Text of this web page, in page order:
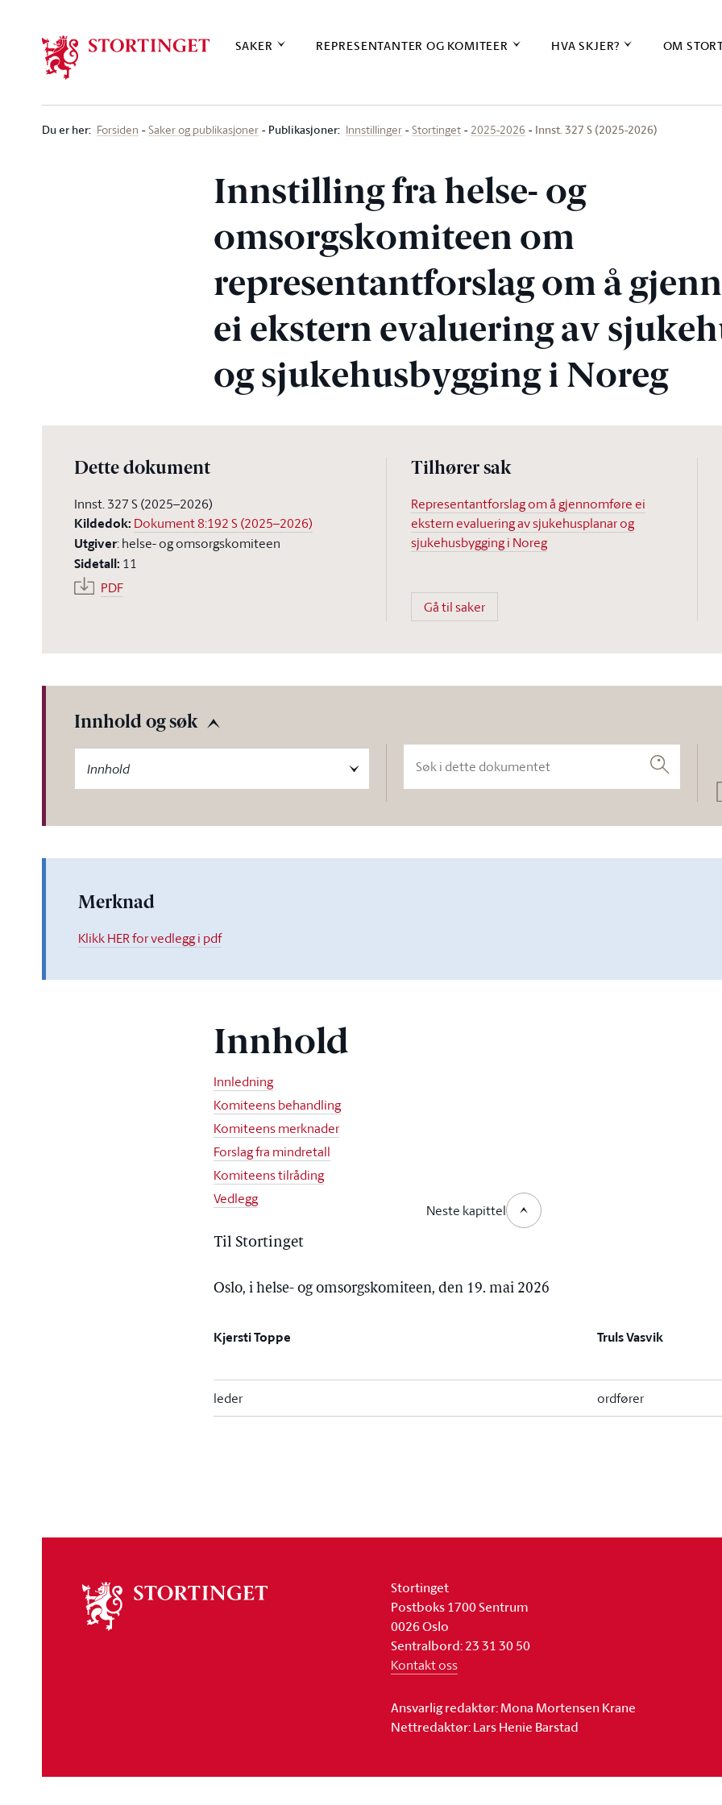
SAKER REPRESENTANTER OG KOMITEER HVA SKJER? OM
Du er her: Forsiden Saker og publikasjoner Publikasjoner: Innstillinger Stortinget 2025-2026 Innst. 327 S (2025-2026)
Innstilling fra helse- og
omsorgskomiteen om
representantforslag om å
ei ekstern evaluering av
og sjukehusbygging i Noreg
Dette dokument
Innst. 327 S (2025–2026)
Kildedok: Dokument 8:192 S (2025–2026)
Utgiver:helse- og omsorgskomiteen
Sidetall: 11
PDF
Tilhører sak
Representantforslag om å gjennomføre ei
ekstern evaluering av sjukehusplanar og
sjukehusbygging i Noreg
Gå til saker
Innhold og søk
Innhold Søk
Merknad
Klikk HER for vedlegg i pdf
Innhold
Innledning
Komiteens behandling
Komiteens merknader
Forslag fra mindretall
Komiteens tilråding
Vedlegg
Neste kapittel
Til Stortinget
Oslo, i helse- og omsorgskomiteen, den 19. mai 2026
Kjersti Toppe Truls Vasvik
leder ordfører
stortinget
Stortinget
Postboks 1700 Sentrum
0026 Oslo
Sentralbord: 23 31 30 50
Kontakt oss
Ansvarlig redaktør: Mona Mortensen Krane
Nettredaktør: Lars Henie Barstad